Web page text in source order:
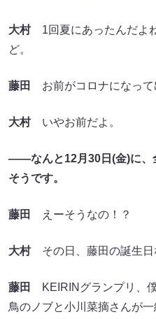
大村1回夏にあったんだよ
ど。
藤田 お前がコロナになって
大村いやお前だよ。
――なんと12月30日(金)に、
そうです。
藤田 えーそうなの！？
大村その日、藤田の誕生日
藤田
KEIRINグランプリ、
鳥のノブと小川菜摘さんが